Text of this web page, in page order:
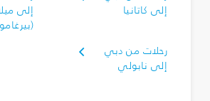
إلى كاتانيا
إلى
رحلات من دبي
إلى نابولي